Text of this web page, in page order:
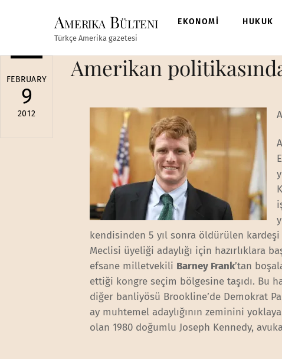
Amerika Bülteni
Türkçe Amerika gazetesi
EKONOMİ HUKUK
FEBRUARY
9
2012
Amerikan
kendisinden 5 yıl sonra öldürülen kardeşi
Meclisi üyeliği adaylığı için hazırlıklara
efsane milletvekili Barney Frank’tan
ettiği kongre seçim bölgesine taşıdı. Bu
diğer banliyösü Brookline’de Demokrat
ay muhtemel adaylığının zeminini
olan 1980 doğumlu Joseph Kennedy,